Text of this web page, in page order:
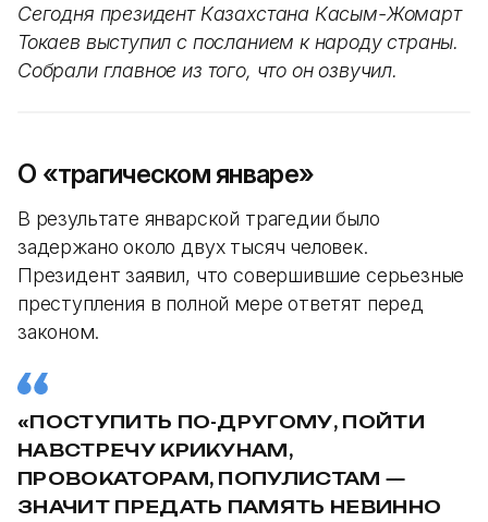
Сегодня президент Казахстана Касым-Жомарт
Токаев выступил с посланием к народу страны.
Собрали главное из того, что он озвучил.
О «трагическом январе»
В результате январской трагедии было
задержано около двух тысяч человек.
Президент заявил, что совершившие серьезные
преступления в полной мере ответят перед
законом.
«ПОСТУПИТЬ ПО-ДРУГОМУ, ПОЙТИ
НАВСТРЕЧУ КРИКУНАМ,
ПРОВОКАТОРАМ, ПОПУЛИСТАМ —
ЗНАЧИТ ПРЕДАТЬ ПАМЯТЬ НЕВИННО